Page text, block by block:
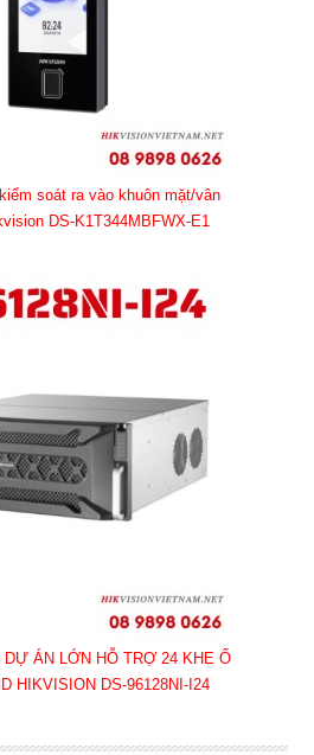
soát ra vào khuôn mặt/vân
DS-K1T344MBFWX-E1
ÁN LỚN HỖ TRỢ 24 KHE Ổ
HIKVISION DS-96128NI-I24